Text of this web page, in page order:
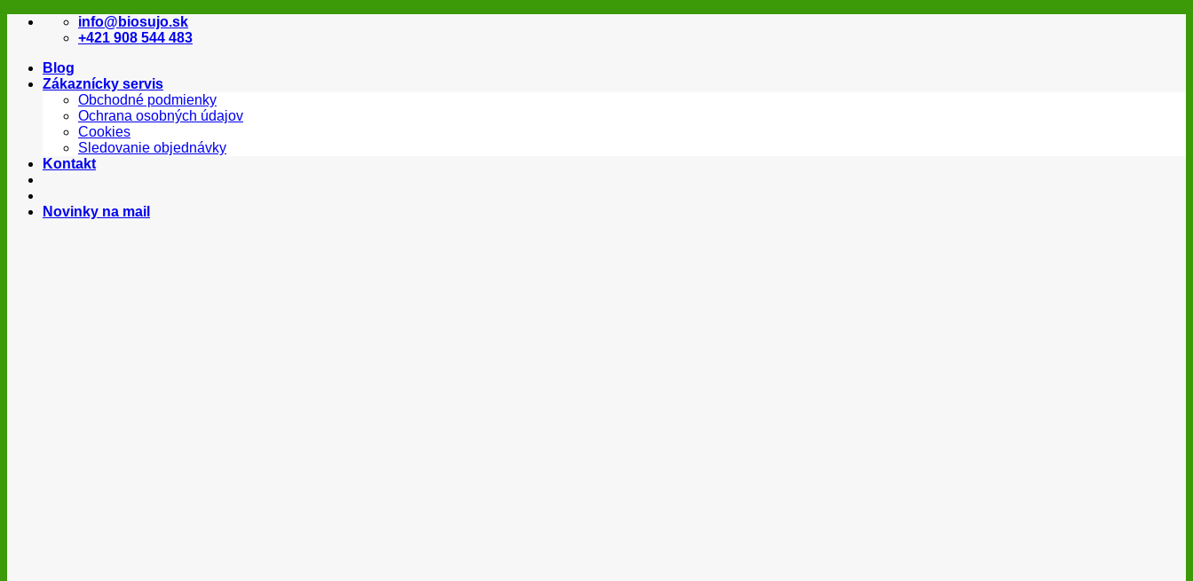
Skip
info@biosujo.sk
+421 908 544 483
Blog
Zákaznícky servis
Obchodné podmienky
Ochrana osobných údajov
Cookies
Sledovanie objednávky
Kontakt
Novinky na mail